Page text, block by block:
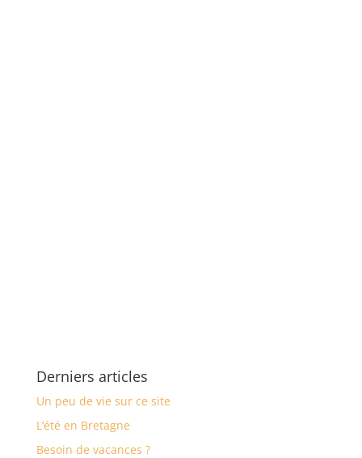
Derniers articles
Un peu de vie sur ce site
L’été en Bretagne
Besoin de vacances ?